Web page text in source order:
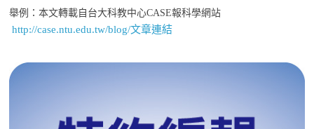
舉例：本文轉載自台大科教中心CASE報科學網站
http://case.ntu.edu.tw/blog/文章連結